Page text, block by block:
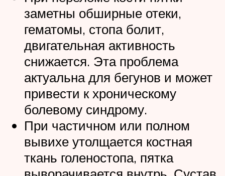
заметны обширные отеки,
гематомы, стопа болит,
двигательная активность
снижается. Эта проблема
актуальна для бегунов и может
привести к хроническому
болевому синдрому.
При частичном или полном
вывихе утолщается костная
ткань голеностопа, пятка